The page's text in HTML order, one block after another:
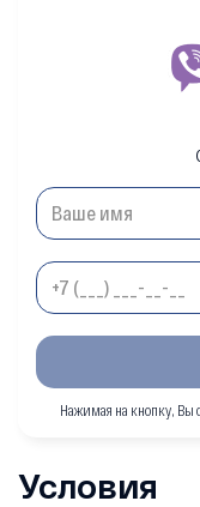
Нажимая на кнопку, Вы
Условия